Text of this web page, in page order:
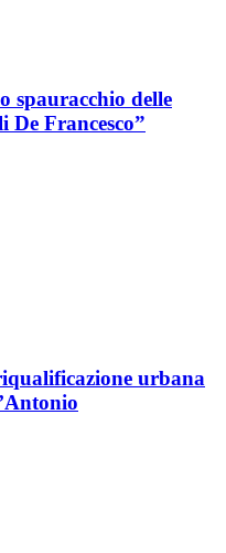
spauracchio delle
De Francesco”
urbana